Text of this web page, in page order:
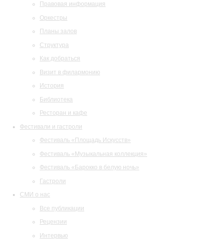
Правовая информация
Оркестры
Планы залов
Структура
Как добраться
Визит в филармонию
История
Библиотека
Ресторан и кафе
Фестивали и гастроли
Фестиваль «Площадь Искусств»
Фестиваль «Музыкальная коллекция»
Фестиваль «Барокко в белую ночь»
Гастроли
СМИ о нас
Все публикации
Рецензии
Интервью